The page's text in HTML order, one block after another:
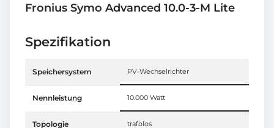
Fronius Symo Advanced 10.0-3-M Lite
Spezifikation
Speichersystem PV-Wechselrichter
Nennleistung 10.000 Watt
Topologie trafolos